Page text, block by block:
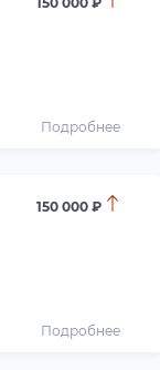
Подробнее
150 000 ₽
Подробнее